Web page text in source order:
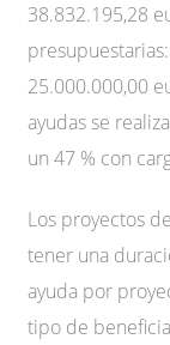
38.832.195,28
25.000.000,00
ayudas se
un 47 % con
Los proyectos
tener una
ayuda por
tipo de